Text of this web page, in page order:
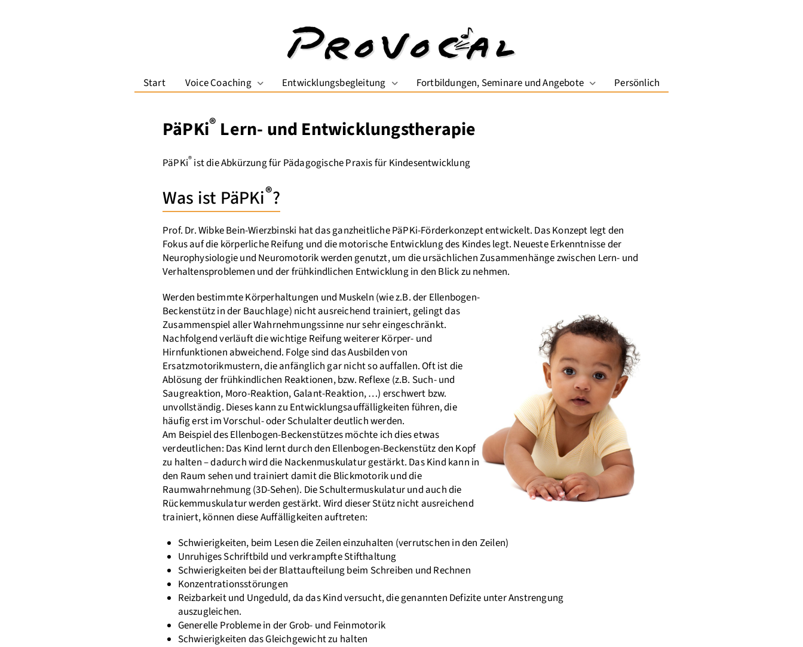
Start Voice Coaching Dropdown-Menü öffnen
Entwicklungsbegleitung Dropdown-Menü öffnen
Fortbildungen, Seminare und Angebote Dropdown-Menü öffnen
Persönlich
PäPKi® Lern- und Entwicklungstherapie
PäPKi® ist die Abkürzung für Pädagogische Praxis für Kindesentwicklung
Was ist PäPKi®?
Prof. Dr. Wibke Bein-Wierzbinski hat das ganzheitliche PäPKi-Förderkonzept entwickelt. Das Konzept legt den
Fokus auf die körperliche Reifung und die motorische Entwicklung des Kindes legt. Neueste Erkenntnisse der
Neurophysiologie und Neuromotorik werden genutzt, um die ursächlichen Zusammenhänge zwischen Lern- und
Verhaltensproblemen und der frühkindlichen Entwicklung in den Blick zu nehmen.
Werden bestimmte Körperhaltungen und Muskeln (wie z.B. der Ellenbogen-
Beckenstütz in der Bauchlage) nicht ausreichend trainiert, gelingt das
Zusammenspiel aller Wahrnehmungssinne nur sehr eingeschränkt.
Nachfolgend verläuft die wichtige Reifung weiterer Körper- und
Hirnfunktionen abweichend. Folge sind das Ausbilden von
Ersatzmotorikmustern, die anfänglich gar nicht so auffallen. Oft ist die
Ablösung der frühkindlichen Reaktionen, bzw. Reflexe (z.B. Such- und
Saugreaktion, Moro-Reaktion, Galant-Reaktion, …) erschwert bzw.
unvollständig. Dieses kann zu Entwicklungsauffälligkeiten führen, die
häufig erst im Vorschul- oder Schulalter deutlich werden.
Am Beispiel des Ellenbogen-Beckenstützes möchte ich dies etwas
verdeutlichen: Das Kind lernt durch den Ellenbogen-Beckenstütz den Kopf
zu halten – dadurch wird die Nackenmuskulatur gestärkt. Das Kind kann in
den Raum sehen und trainiert damit die Blickmotorik und die
Raumwahrnehmung (3D-Sehen). Die Schultermuskulatur und auch die
Rückemmuskulatur werden gestärkt. Wird dieser Stütz nicht ausreichend
trainiert, können diese Auffälligkeiten auftreten:
Schwierigkeiten, beim Lesen die Zeilen einzuhalten (verrutschen in den Zeilen)
Unruhiges Schriftbild und verkrampfte Stifthaltung
Schwierigkeiten bei der Blattaufteilung beim Schreiben und Rechnen
Konzentrationsstörungen
Reizbarkeit und Ungeduld, da das Kind versucht, die genannten Defizite unter Anstrengung
auszugleichen.
Generelle Probleme in der Grob- und Feinmotorik
Schwierigkeiten das Gleichgewicht zu halten